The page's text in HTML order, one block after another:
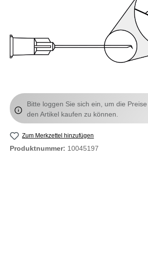
Bitte loggen Sie sich ein, um die
den Artikel kaufen zu können.
Zum Merkzettel hinzufügen
Produktnummer: 10045197